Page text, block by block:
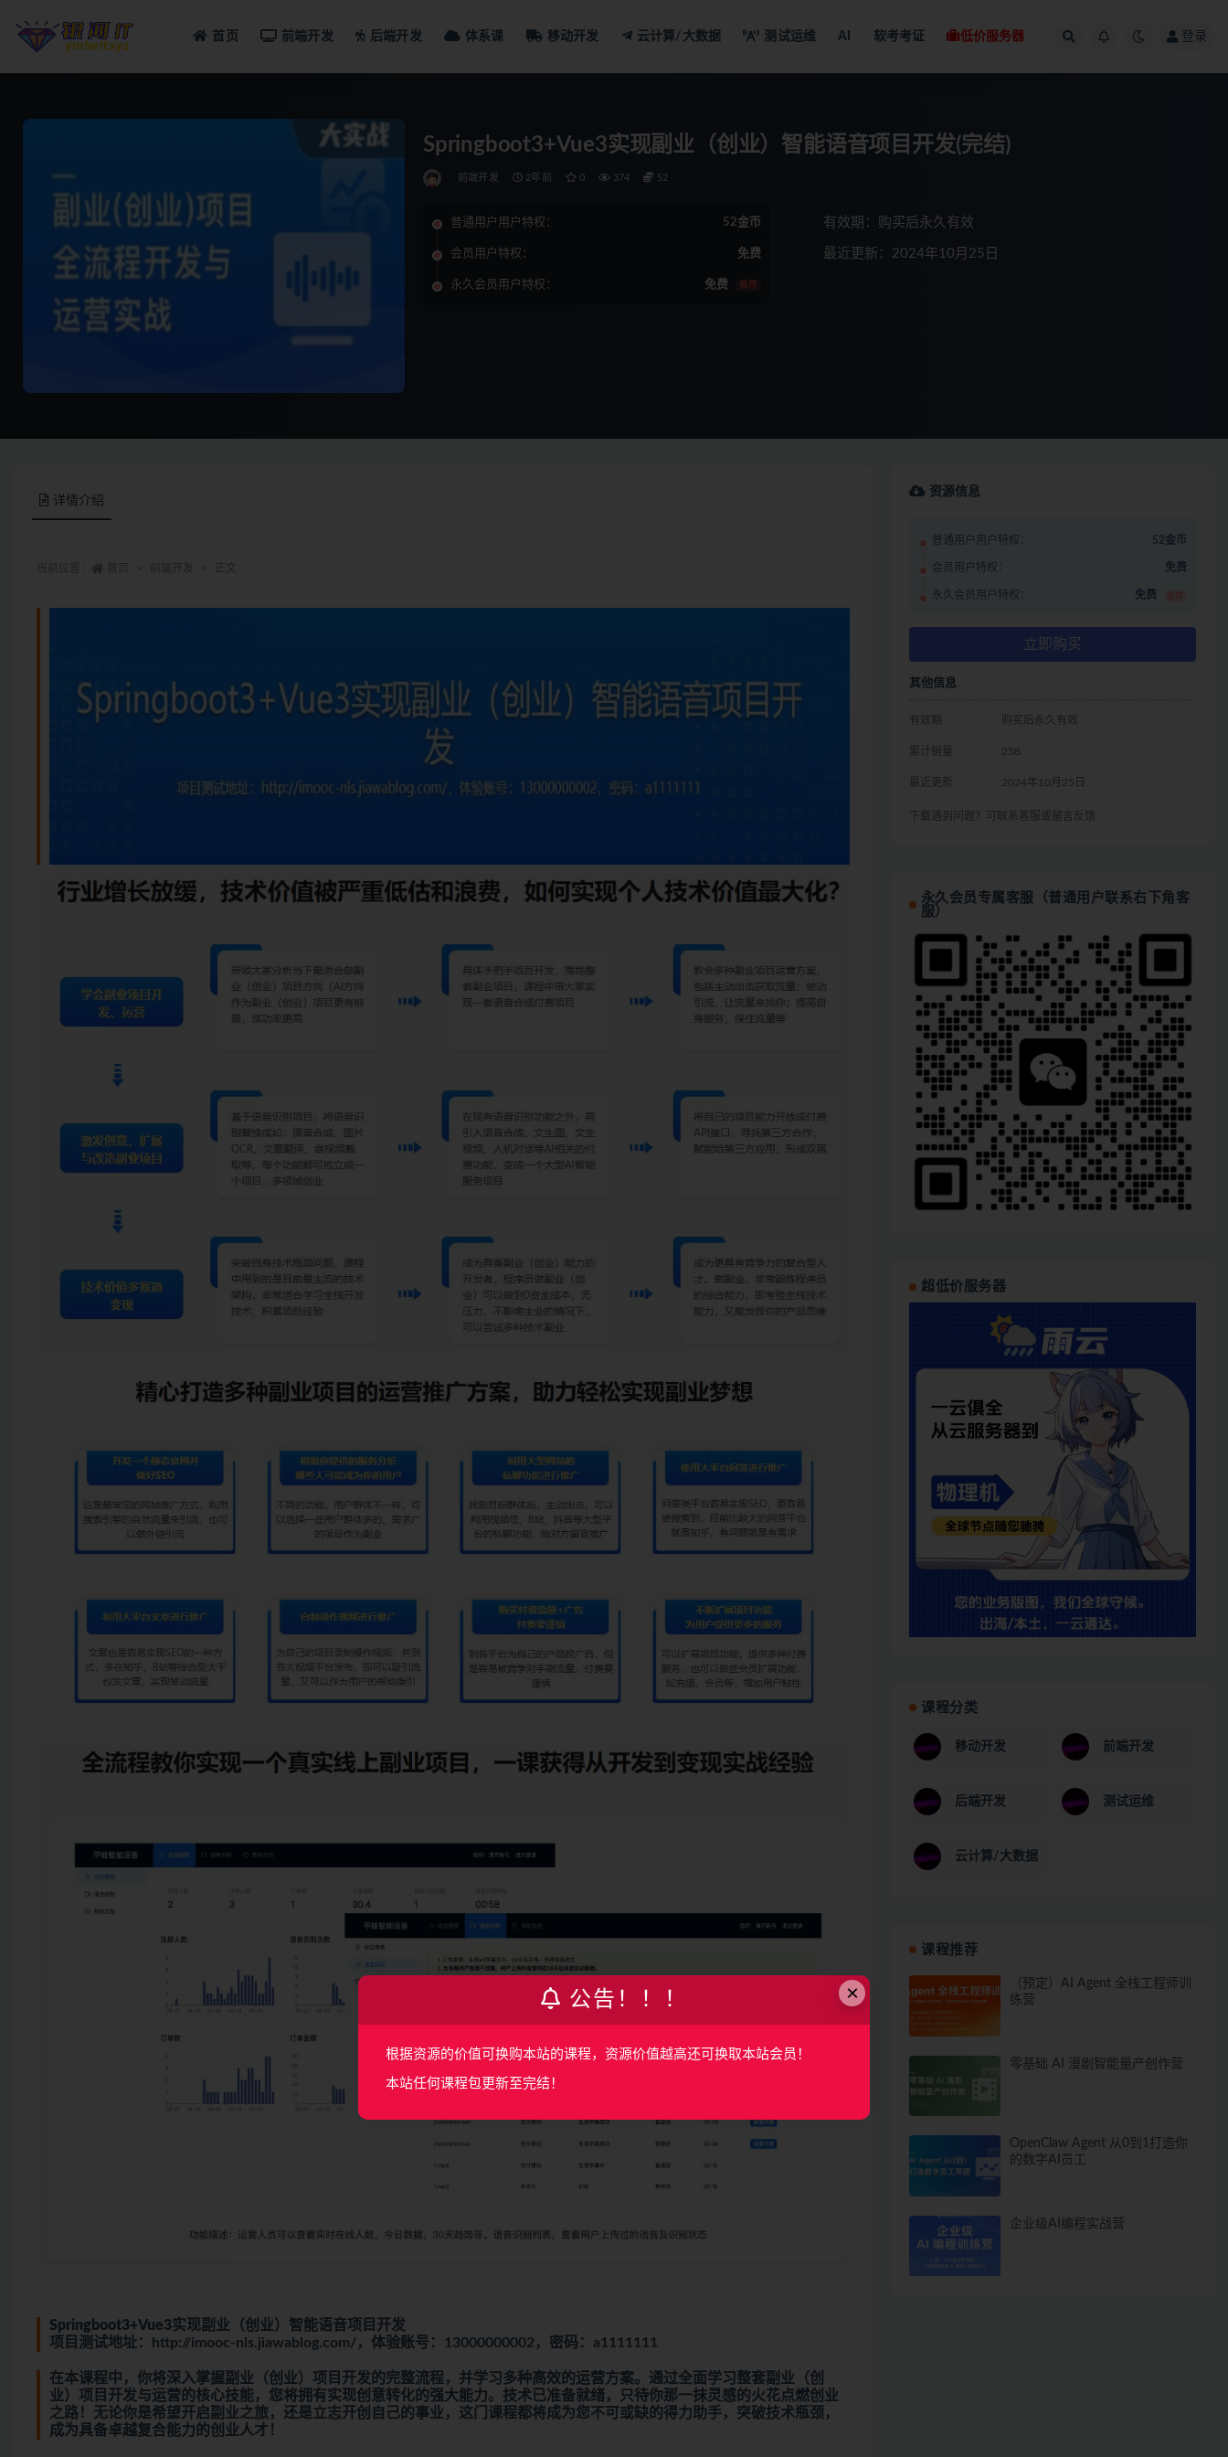
首页 前端开发 后端开发 体系课 移动开发 云计算/大数据 测试运维 AI 软考考证 低价服务器 登录
Springboot3+Vue3实现副业（创业）智能语音项目开发(完结)
前端开发 2年前 0 374 52
普通用户用户特权： 52金币
会员用户特权： 免费
永久会员用户特权： 免费 推荐
有效期：购买后永久有效
最近更新：2024年10月25日
详情介绍
Springboot3+Vue3实现副业（创业）智能语音项目开发
项目测试地址：http://imooc-nls.jiawablog.com/，体验账号：13000000002，密码：a1111111
在本课程中，你将深入掌握副业（创业）项目开发的完整流程，并学习多种高效的运营方案。通过全面学习整套副业（创
业）项目开发与运营的核心技能，您将拥有实现创意转化的强大能力。技术已准备就绪，只待你那一抹灵感的火花点燃创业
之路！无论你是希望开启副业之旅，还是立志开创自己的事业，这门课程都将成为您不可或缺的得力助手，突破技术瓶颈，
成为具备卓越复合能力的创业人才！
资源信息
普通用户用户特权： 52金币
会员用户特权： 免费
永久会员用户特权： 免费 推荐
立即购买
其他信息
有效期 购买后永久有效
累计销量 258
最近更新 2024年10月25日
下载遇到问题？可联系客服或留言反馈
永久会员专属客服（普通用户联系右下角客
服）
超低价服务器
课程分类
移动开发 前端开发
后端开发 测试运维
云计算/大数据
课程推荐
（预定）AI Agent 全栈工程师训
练营
零基础 AI 漫剧智能量产创作营
OpenClaw Agent 从0到1打造你
的数字AI员工
企业级AI编程实战营
×
公告！！！
根据资源的价值可换购本站的课程，资源价值越高还可换取本站会员！
本站任何课程包更新至完结！